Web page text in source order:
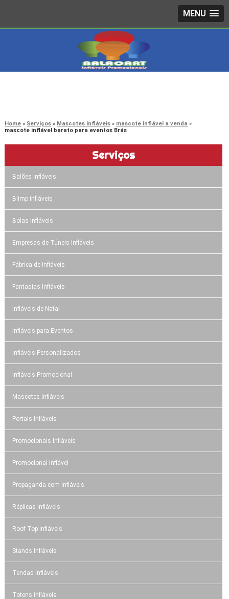
MENU
Home Serviços Mascotes infláveis
mascote inflável a venda
mascote inflável barato para eventos Brás
Serviços
Balões Infláveis
Blimp infláveis
Bolas Infláveis
Empresas de Túneis Infláveis
Fábrica de Infláveis
Fantasias Infláveis
Infláveis de Natal
Infláveis para Eventos
Infláveis Personalizados
Infláveis Promocional
Mascotes Infláveis
Portais Infláveis
Promocionais Infláveis
Promocional Inflável
Propaganda com Infláveis
Réplicas Infláveis
Roof Top Infláveis
Stands Infláveis
Tendas Infláveis
Totens infláveis